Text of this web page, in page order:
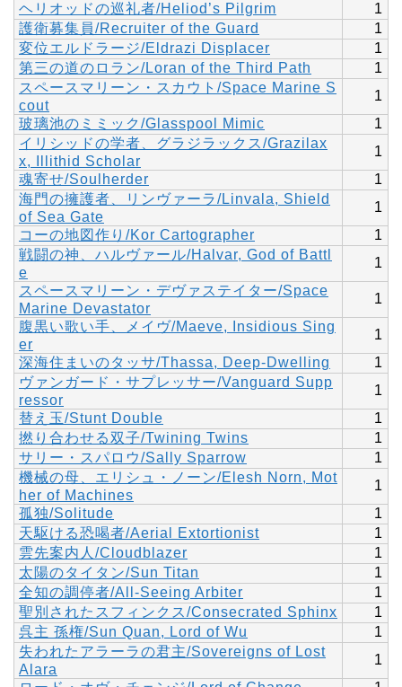
ヘリオッドの巡礼者/Heliod’s Pilgrim
1
護衛募集員/Recruiter of the Guard
1
変位エルドラージ/Eldrazi Displacer
1
第三の道のロラン/Loran of the Third Path
1
スペースマリーン・スカウト/Space Marine S
cout
1
玻璃池のミミック/Glasspool Mimic
1
イリシッドの学者、グラジラックス/Grazilax
x, Illithid Scholar
1
魂寄せ/Soulherder
1
海門の擁護者、リンヴァーラ/Linvala, Shield
of Sea Gate
1
コーの地図作り/Kor Cartographer
1
戦闘の神、ハルヴァール/Halvar, God of Battl
e
1
スペースマリーン・デヴァステイター/Space
Marine Devastator
1
腹黒い歌い手、メイヴ/Maeve, Insidious Sing
er
1
深海住まいのタッサ/Thassa, Deep-Dwelling
1
ヴァンガード・サプレッサー/Vanguard Supp
ressor
1
替え玉/Stunt Double
1
撚り合わせる双子/Twining Twins
1
サリー・スパロウ/Sally Sparrow
1
機械の母、エリシュ・ノーン/Elesh Norn, Mot
her of Machines
1
孤独/Solitude
1
天駆ける恐喝者/Aerial Extortionist
1
雲先案内人/Cloudblazer
1
太陽のタイタン/Sun Titan
1
全知の調停者/All-Seeing Arbiter
1
聖別されたスフィンクス/Consecrated Sphinx
1
呉主 孫権/Sun Quan, Lord of Wu
1
失われたアラーラの君主/Sovereigns of Lost
Alara
1